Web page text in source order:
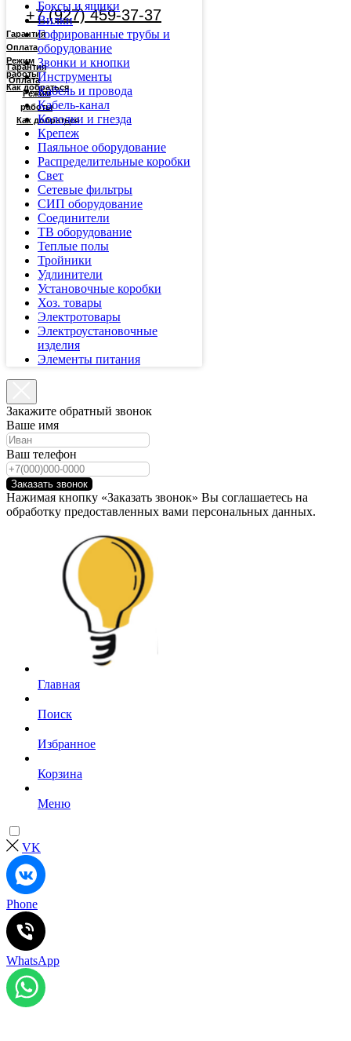
+7 (927) 459-37-37
Гарантия
Оплата
Режим
работы
Как добраться
Гарантия
Оплата
Режим
работы
Как добраться
Боксы и ящики
Вилки
Гофрированные трубы и
оборудование
Звонки и кнопки
Инструменты
Кабель и провода
Кабель-канал
Колодки и гнезда
Крепеж
Паяльное оборудование
Распределительные коробки
Свет
Сетевые фильтры
СИП оборудование
Соединители
ТВ оборудование
Теплые полы
Тройники
Удлинители
Установочные коробки
Хоз. товары
Электротовары
Электроустановочные
изделия
Элементы питания
Закажите обратный звонок
Ваше имя
Ваш телефон
Заказать звонок
Нажимая кнопку «Заказать звонок» Вы соглашаетесь на
обработку предоставленных вами персональных данных.
Главная
Поиск
Избранное
Корзина
Меню
VK
Phone
WhatsApp